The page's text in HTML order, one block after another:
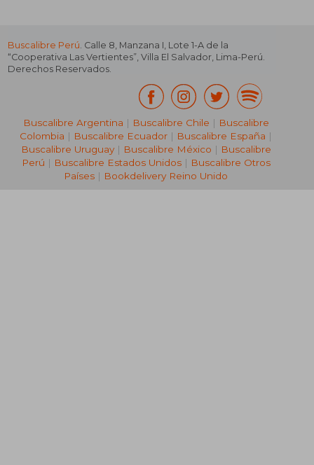
Buscalibre Perú. Calle 8, Manzana I, Lote 1-A de la
“Cooperativa Las Vertientes”, Villa El Salvador, Lima-Perú.
Derechos Reservados.
Buscalibre Argentina | Buscalibre Chile | Buscalibre
Colombia | Buscalibre Ecuador | Buscalibre España |
Buscalibre Uruguay| Buscalibre México | Buscalibre
Perú | Buscalibre Estados Unidos| Buscalibre Otros
Países | Bookdelivery Reino Unido